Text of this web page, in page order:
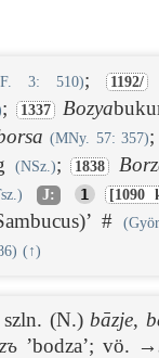
3: 510); 1192/
; 1337 Bozya
(MNy. 57: 357);
(NSz.); 1838
J: 1 [1090
#
( ↑)
szln. (N.)bāzje,
’bodza’; vö. →